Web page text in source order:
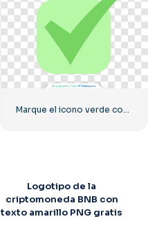
Logotipo de la
criptomoneda BNB con
texto amarillo PNG gratis